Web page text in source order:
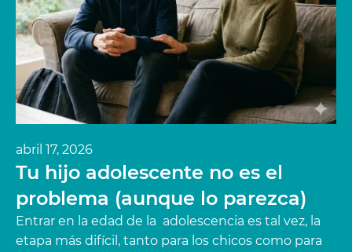
abril 17, 2026
Tu hijo adolescente no es el
problema (aunque lo parezca)
Entrar en la edad de la adolescencia es tal vez, la
etapa más difícil, tanto para los chicos como para